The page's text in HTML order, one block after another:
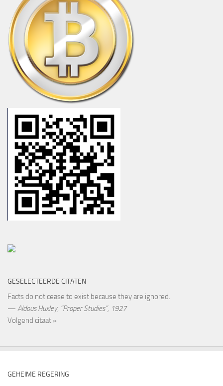
GESELECTEERDE CITATEN
Facts do not cease to exist because they are ignored.
— Aldous Huxley, “Proper Studies”, 1927
Volgend citaat »
GEHEIME REGERING